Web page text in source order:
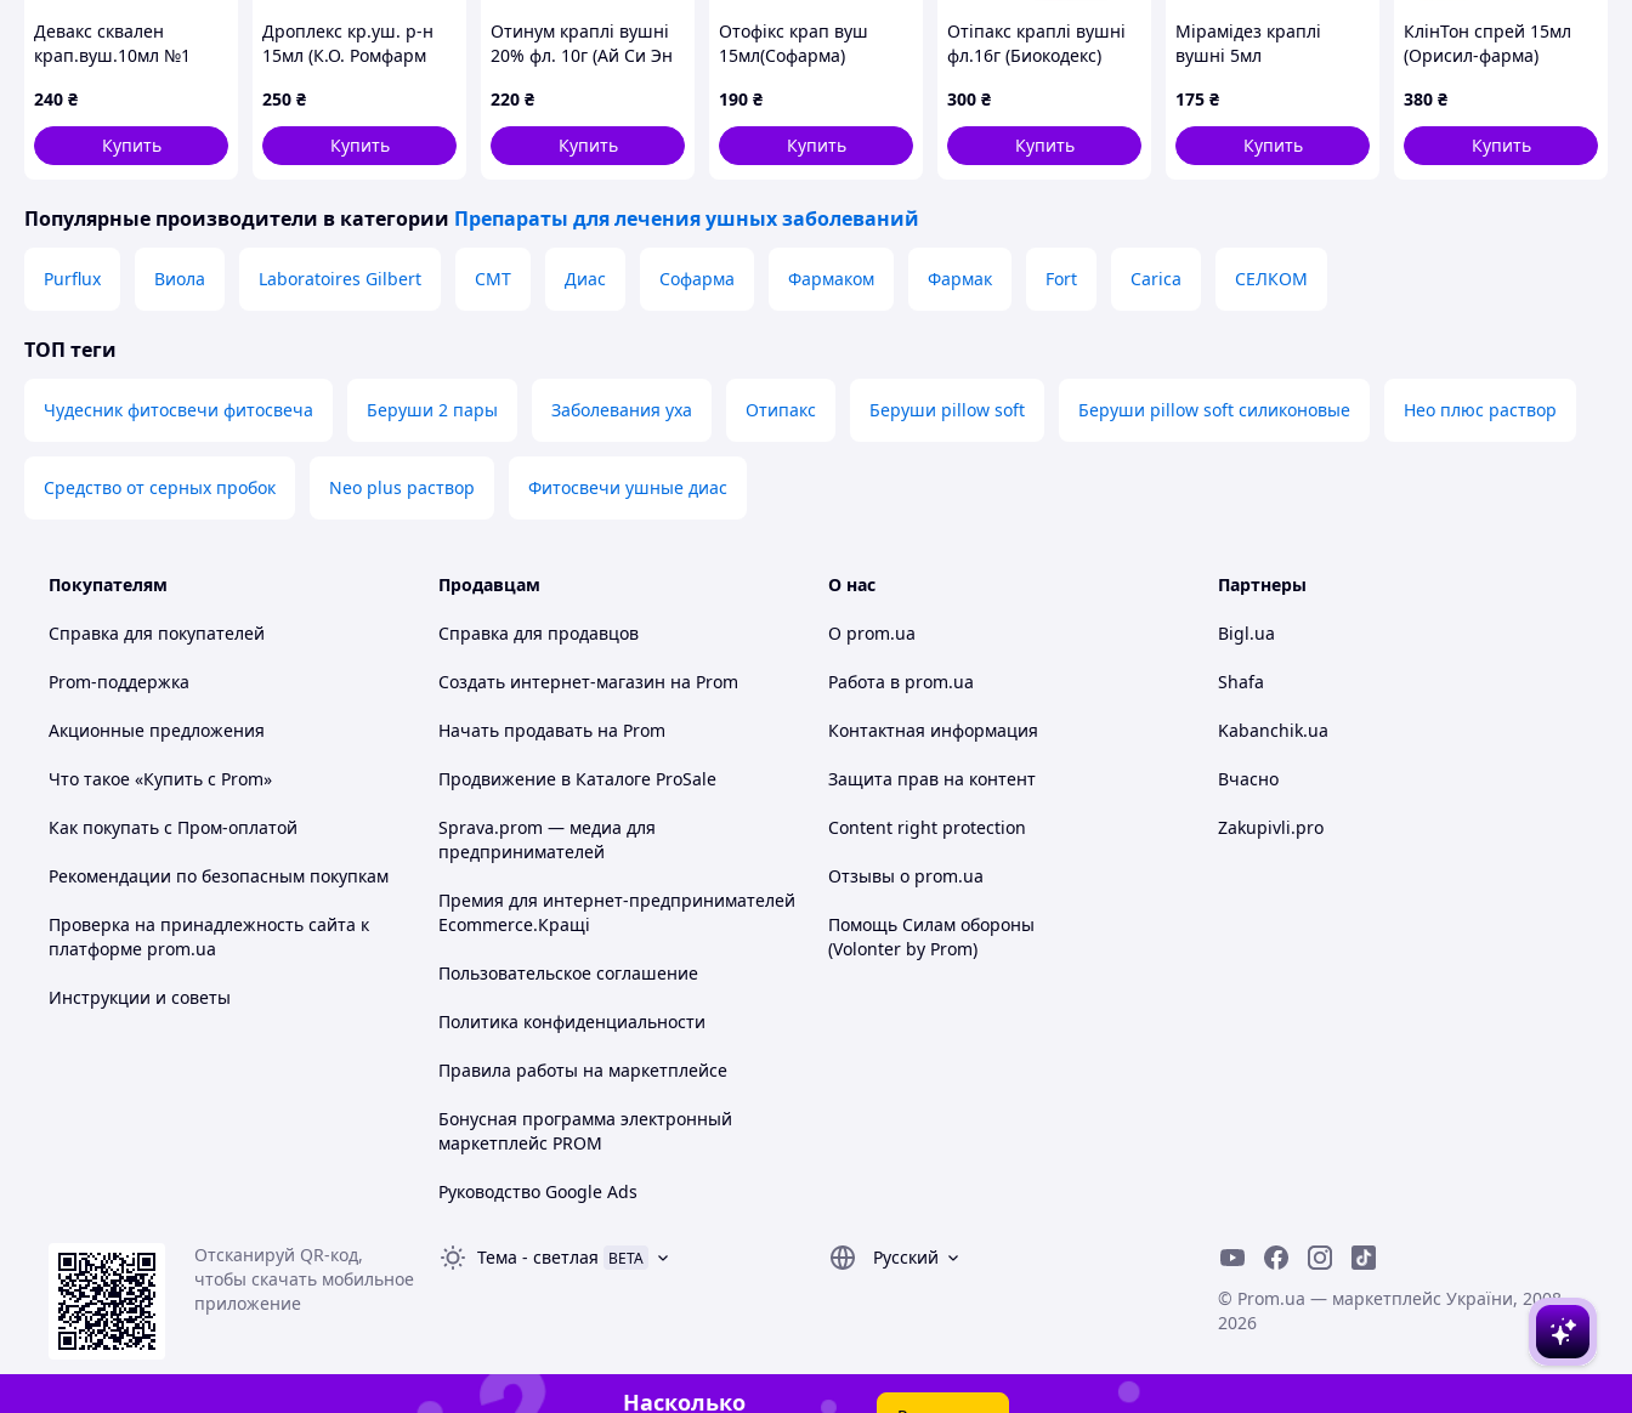
Девакс сквален
крап.вуш.10мл №1
240 ₴
Купить
Дроплекс кр.уш. р-н
15мл (К.О. Ромфарм
250 ₴
Купить
Отинум краплі вушні
20% фл. 10г (Ай Си Эн
220 ₴
Купить
Отофікс крап вуш
15мл(Софарма)
190 ₴
Купить
Отіпакс краплі вушні
фл.16г (Биокодекс)
300 ₴
Купить
Мірамідез краплі
вушні 5мл
175 ₴
Купить
КлінТон спрей 15мл
(Орисил-фарма)
380 ₴
Купить
Популярные производители в категории Препараты для лечения ушных заболеваний
Purflux Виола Laboratoires Gilbert СМТ Диас Софарма Фармаком Фармак Fort Carica СЕЛКОМ
ТОП теги
Чудесник фитосвечи фитосвеча Беруши 2 пары Заболевания уха Отипакс Беруши pillow soft Беруши pillow soft силиконовые Нео плюс раствор
Средство от серных пробок Neo plus раствор Фитосвечи ушные диас
Покупателям
Справка для покупателей
Prom-поддержка
Акционные предложения
Что такое «Купить с Prom»
Как покупать с Пром-оплатой
Рекомендации по безопасным покупкам
Проверка на принадлежность сайта к
платформе prom.ua
Инструкции и советы
Продавцам
Справка для продавцов
Создать интернет-магазин на Prom
Начать продавать на Prom
Продвижение в Каталоге ProSale
Sprava.prom — медиа для
предпринимателей
Премия для интернет-предпринимателей
Ecommerce.Кращі
Пользовательское соглашение
Политика конфиденциальности
Правила работы на маркетплейсе
Бонусная программа электронный
маркетплейс PROM
Руководство Google Ads
О нас
О prom.ua
Работа в prom.ua
Контактная информация
Защита прав на контент
Content right protection
Отзывы о prom.ua
Помощь Силам обороны
(Volonter by Prom)
Партнеры
Bigl.ua
Shafa
Kabanchik.ua
Вчасно
Zakupivli.pro
Отсканируй QR-код,
чтобы скачать мобильное
приложение
Тема - светлая BETA
Русский
© Prom.ua — маркетплейс України, 2008-
2026
Насколько